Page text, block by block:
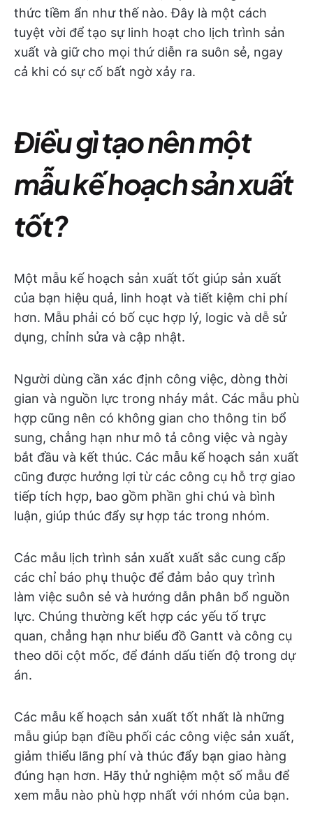
thức tiềm ẩn như thế nào. Đây là một cách
tuyệt vời để tạo sự linh hoạt cho lịch trình sản
xuất và giữ cho mọi thứ diễn ra suôn sẻ, ngay
cả khi có sự cố bất ngờ xảy ra.
Điều gì tạo nên một
mẫu kế hoạch sản xuất
tốt?
Một mẫu kế hoạch sản xuất tốt giúp sản xuất
của bạn hiệu quả, linh hoạt và tiết kiệm chi phí
hơn. Mẫu phải có bố cục hợp lý, logic và dễ sử
dụng, chỉnh sửa và cập nhật.
Người dùng cần xác định công việc, dòng thời
gian và nguồn lực trong nháy mắt. Các mẫu phù
hợp cũng nên có không gian cho thông tin bổ
sung, chẳng hạn như mô tả công việc và ngày
bắt đầu và kết thúc. Các mẫu kế hoạch sản xuất
cũng được hưởng lợi từ các công cụ hỗ trợ giao
tiếp tích hợp, bao gồm phần ghi chú và bình
luận, giúp thúc đẩy sự hợp tác trong nhóm.
Các mẫu lịch trình sản xuất xuất sắc cung cấp
các chỉ báo phụ thuộc để đảm bảo quy trình
làm việc suôn sẻ và hướng dẫn phân bổ nguồn
lực. Chúng thường kết hợp các yếu tố trực
quan, chẳng hạn như biểu đồ Gantt và công cụ
theo dõi cột mốc, để đánh dấu tiến độ trong dự
án.
Các mẫu kế hoạch sản xuất tốt nhất là những
mẫu giúp bạn điều phối các công việc sản xuất,
giảm thiểu lãng phí và thúc đẩy bạn giao hàng
đúng hạn hơn. Hãy thử nghiệm một số mẫu để
xem mẫu nào phù hợp nhất với nhóm của bạn.